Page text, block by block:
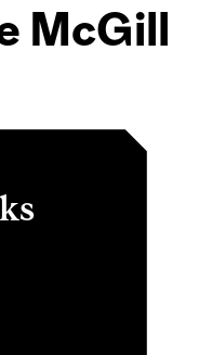
McGill